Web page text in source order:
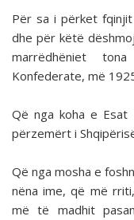
Për sa i përket
dhe për këtë
marrëdhëniet
Konfederate, më
Që nga koha e Esat
përzemërt i
Që nga mosha e
nëna ime, që më
më të madhit